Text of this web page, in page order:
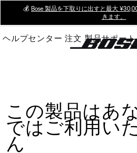
Main
💰 Bose 製品を下取りに出すと最大
きます。
ヘルプセンター 注文 製品サポート
この製品はあ
ではご利用い
ん